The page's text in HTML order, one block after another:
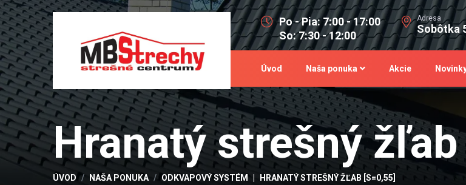
Po - Pia: 7:00 - 17:00
So: 7:30 - 12:00
Adresa
Sobôtka
Úvod Naša ponuka Akcie
Hranatý strešný žľab
ÚVOD NAŠA PONUKA ODKVAPOVÝ SYSTÉM HRANATÝ STREŠNÝ ŽĽAB [S=0,55]